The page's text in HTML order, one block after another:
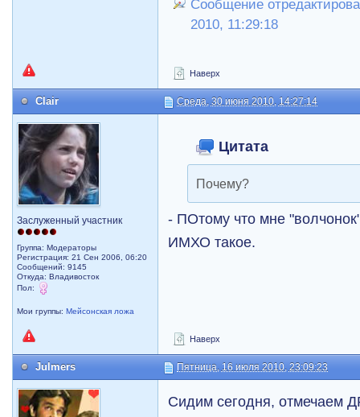
Сообщение
2010, 11:29:18
Наверх
Clair Среда, 30 июня 2010, 14:27:14
Заслуженный участник
Группа: Модераторы
Регистрация: 21 Сен 2006, 06:20
Сообщений: 9145
Откуда: Владивосток
Пол:
Мои группы:Мейсонская ложа
Цитата
Почему?
- ПОтому что мне
ИМХО такое.
Наверх
Julmers Пятница, 16 июля 2010, 23:09:23
Сидим сегодня, отмечаем